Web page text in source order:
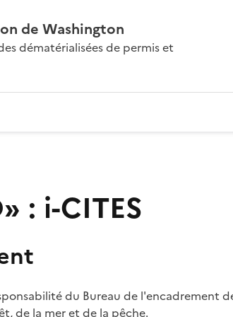
de Washington
dématérialisées de permis et
: i-CITES
du Bureau de l'encadrement
de la mer et de la pêche.